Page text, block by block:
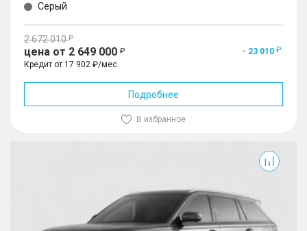
Серый
2 672 010
цена от 2 649 000
- 23 010
Кредит от 17 902 ₽/мес.
Подробнее
В избранное